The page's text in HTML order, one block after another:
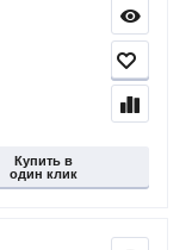
Купить в
один клик